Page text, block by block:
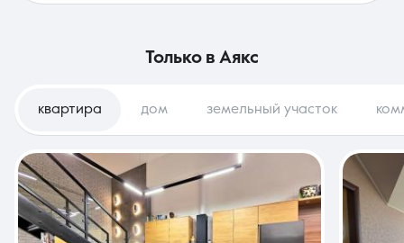
только в Аякс
квартира дом земельный участок